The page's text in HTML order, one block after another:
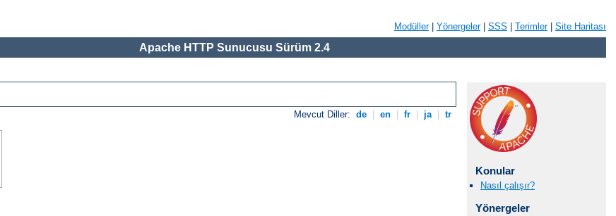
Modüller| Yönergeler| SSS Terimler| Site Haritası
Apache HTTP Sunucusu Sürüm 2.4
Mevcut Diller: de en fr ja tr
Konular
Nasıl çalışır?
Yönergeler